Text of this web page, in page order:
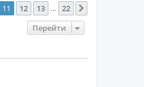
11 12 13 22
Перейти